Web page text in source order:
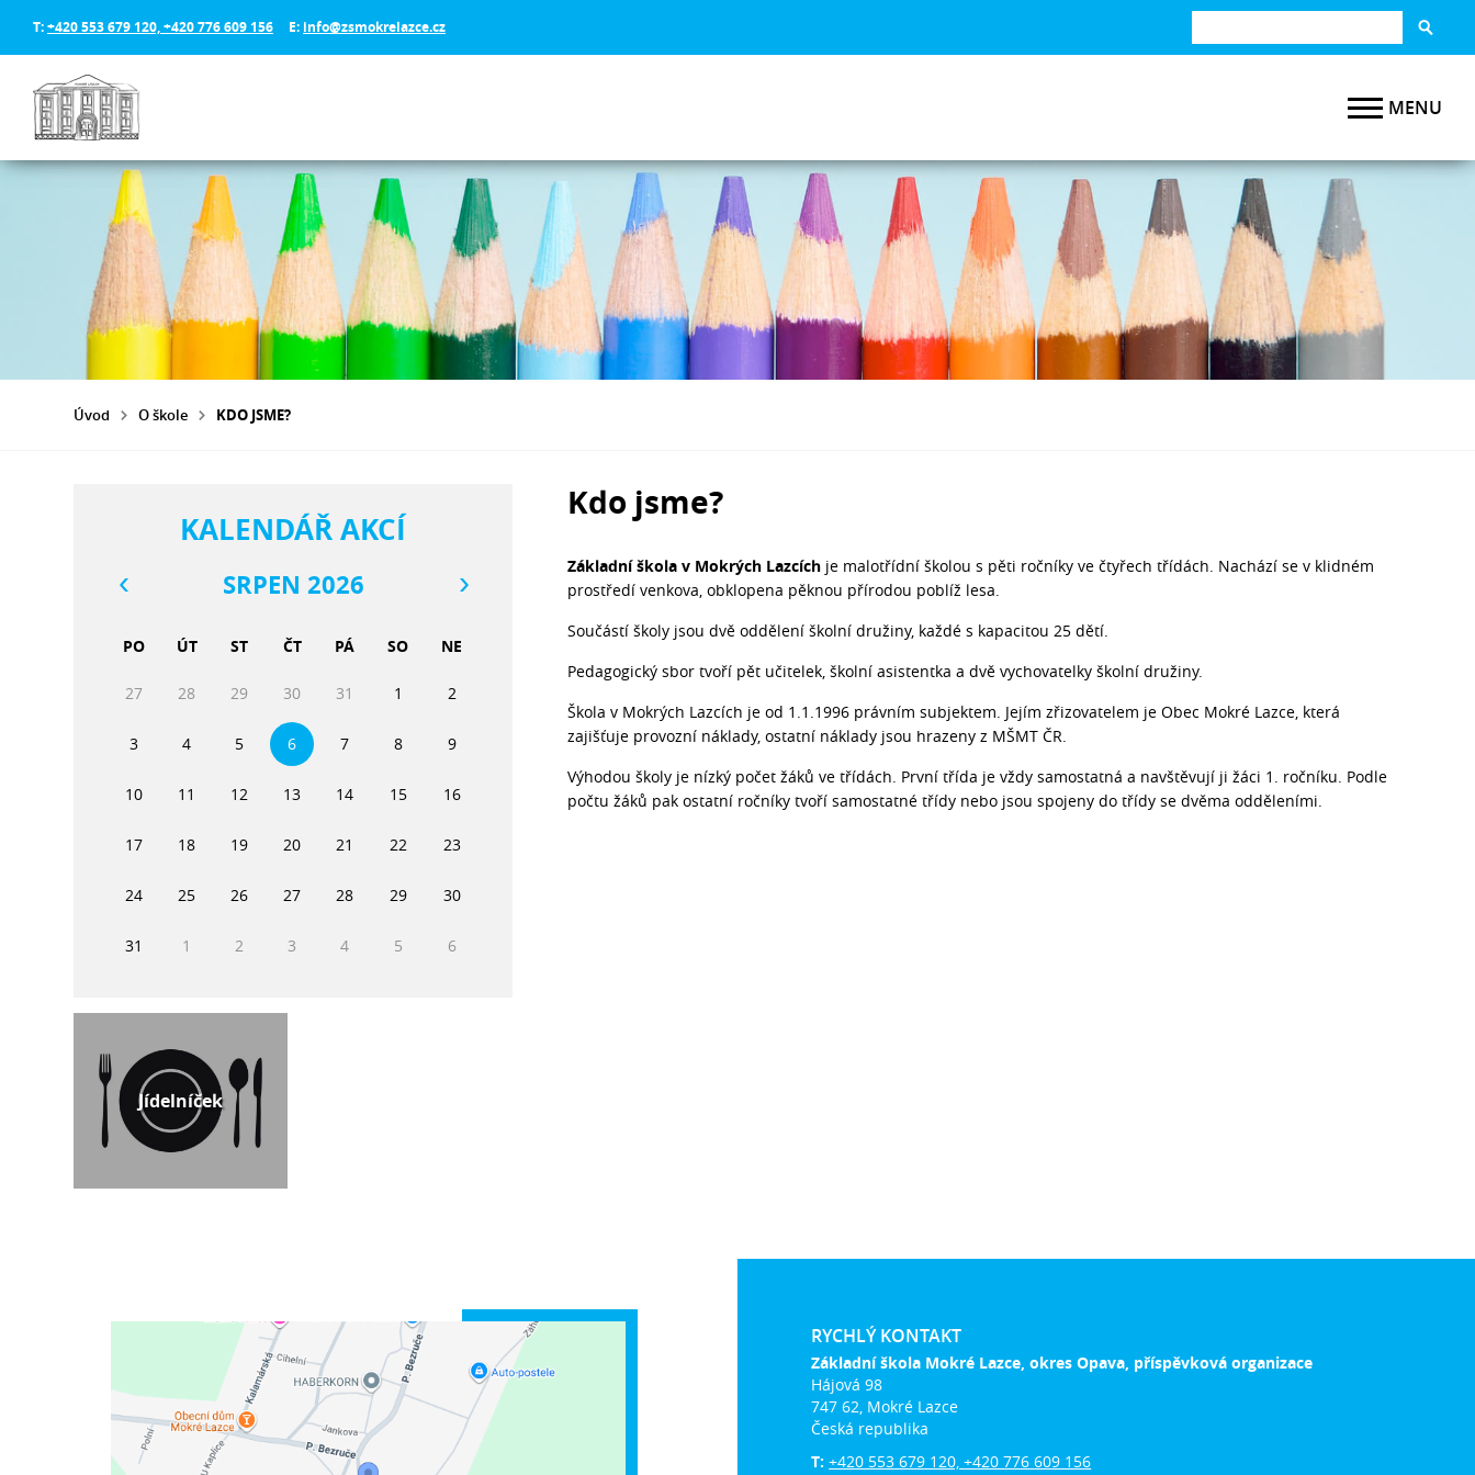
T:+420 553 679 120, +420 776 609 156 E: info@zsmokrelazce.cz
Úvod O škole KDO JSME?
Kdo jsme?
Základní škola v Mokrých Lazcích je malotřídní školou s pěti ročníky ve čtyřech třídách. Nachází se v klidném
prostředí venkova, obklopena pěknou přírodou poblíž lesa.
Součástí školy jsou dvě oddělení školní družiny, každé s kapacitou 25 dětí.
Pedagogický sbor tvoří pět učitelek, školní asistentka a dvě vychovatelky školní družiny.
Škola v Mokrých Lazcích je od 1.1.1996 právním subjektem. Jejím zřizovatelem je Obec Mokré Lazce, která
zajišťuje provozní náklady, ostatní náklady jsou hrazeny z MŠMT ČR.
Výhodou školy je nízký počet žáků ve třídách. První třída je vždy samostatná a navštěvují ji žáci 1. ročníku. Podle
počtu žáků pak ostatní ročníky tvoří samostatné třídy nebo jsou spojeny do třídy se dvěma odděleními.
KALENDÁŘ AKCÍ
SRPEN 2026
PO ÚT ST ČT PÁ SO NE
27 28 29 30 31 1 2
3 4 5 6 7 8 9
10 11 12 13 14 15 16
17 18 19 20 21 22 23
24 25 26 27 28 29 30
31 1 2 3 4 5 6
Jídelníček
RYCHLÝ KONTAKT
Základní škola Mokré Lazce, okres Opava, příspěvková organizace
Hájová 98
747 62, Mokré Lazce
Česká republika
T:+420 553 679 120, +420 776 609 156